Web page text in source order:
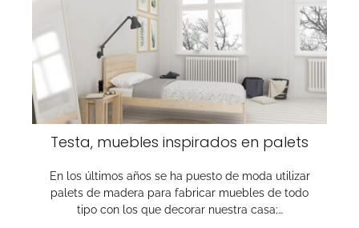
Testa, muebles inspirados en palets
En los últimos años se ha puesto de moda utilizar
palets de madera para fabricar muebles de todo
tipo con los que decorar nuestra casa;…